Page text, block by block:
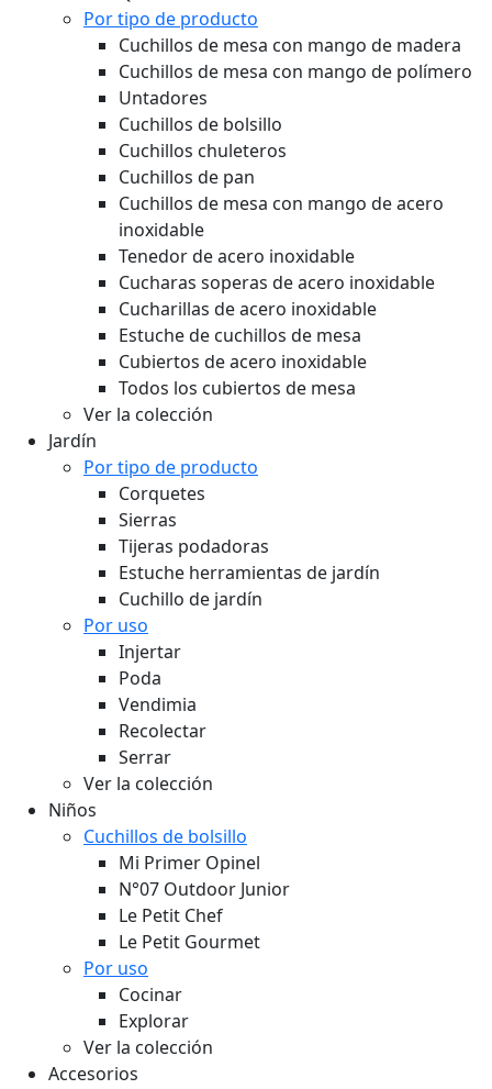
Por tipo de producto
Cuchillos de mesa con mango de madera
Cuchillos de mesa con mango de polímero
Untadores
Cuchillos de bolsillo
Cuchillos chuleteros
Cuchillos de pan
Cuchillos de mesa con mango de acero
inoxidable
Tenedor de acero inoxidable
Cucharas soperas de acero inoxidable
Cucharillas de acero inoxidable
Estuche de cuchillos de mesa
Cubiertos de acero inoxidable
Todos los cubiertos de mesa
Ver la colección
Jardín
Por tipo de producto
Corquetes
Sierras
Tijeras podadoras
Estuche herramientas de jardín
Cuchillo de jardín
Por uso
Injertar
Poda
Vendimia
Recolectar
Serrar
Ver la colección
Niños
Cuchillos de bolsillo
Mi Primer Opinel
N°07 Outdoor Junior
Le Petit Chef
Le Petit Gourmet
Por uso
Cocinar
Explorar
Ver la colección
Accesorios